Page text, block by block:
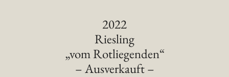
2022
Riesling
„vom Rotliegenden“
– Ausverkauft –